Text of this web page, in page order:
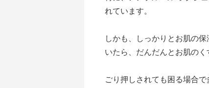
れています。
しかも、しっかりとお肌の
いたら、だんだんとお肌の
ごり押しされても困る場合